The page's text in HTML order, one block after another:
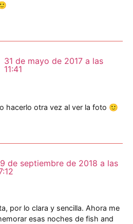
31 de mayo de 2017 a las
11:41
hacerlo otra vez al ver la foto 🙂
de septiembre de 2018 a las
por lo clara y sencilla. Ahora me
esas noches de fish and